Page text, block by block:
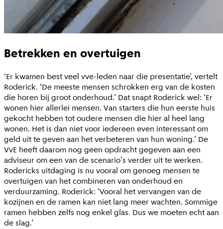
Betrekken en overtuigen
‘Er kwamen best veel vve-leden naar die presentatie’, vertelt
Roderick. ‘De meeste mensen schrokken erg van de kosten
die horen bij groot onderhoud.’ Dat snapt Roderick wel: ‘Er
wonen hier allerlei mensen. Van starters die hun eerste huis
gekocht hebben tot oudere mensen die hier al heel lang
wonen. Het is dan niet voor iedereen even interessant om
geld uit te geven aan het verbeteren van hun woning.’ De
VvE heeft daarom nog geen opdracht gegeven aan een
adviseur om een van de scenario's verder uit te werken.
Rodericks uitdaging is nu vooral om genoeg mensen te
overtuigen van het combineren van onderhoud en
verduurzaming. Roderick: ‘Vooral het vervangen van de
kozijnen en de ramen kan niet lang meer wachten. Sommige
ramen hebben zelfs nog enkel glas. Dus we moeten echt aan
de slag.’